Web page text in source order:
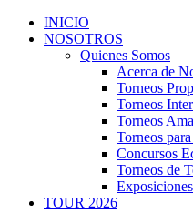
INICIO
NOSOTROS
Quienes Somos
Acerca de
Torneos
Torneos
Torneos
Torneos
Concursos
Torneos de
TOUR 2026